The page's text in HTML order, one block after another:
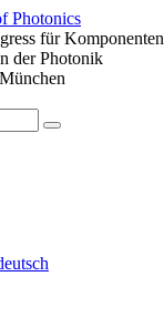
für
der Photonik